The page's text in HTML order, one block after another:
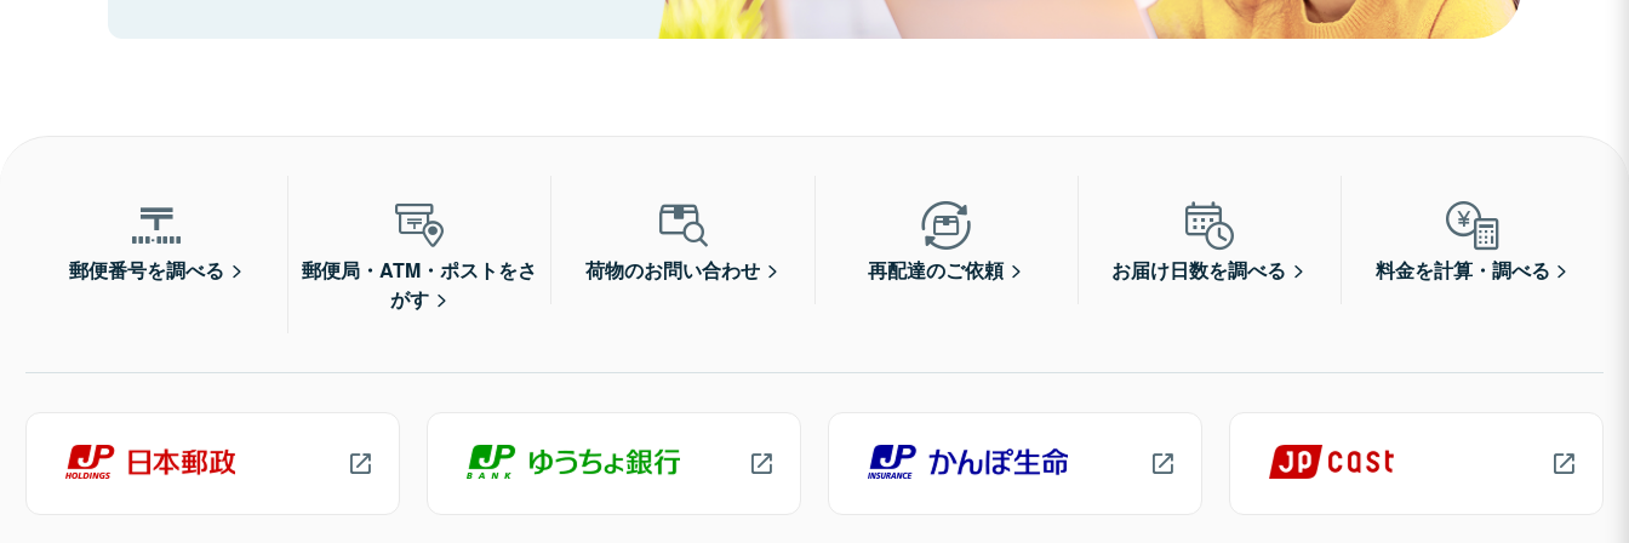
郵便番号を調べる
郵便局・ATM・ポストをさ
がす
荷物のお問い合わせ 再配達のご依頼 お届け日数を調べる 料金を計算・調べる